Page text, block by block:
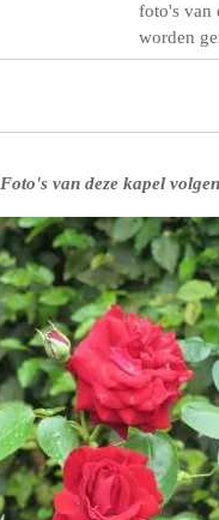
foto's van
worden
Foto's van deze kapel